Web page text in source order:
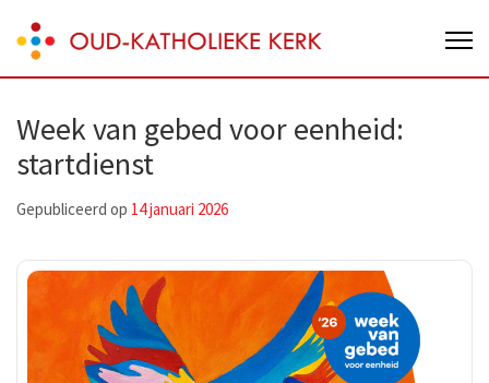
to
content
Enter)
Oud-Katholieke Kerk van Nederland
Week van gebed voor eenheid:
startdienst
Gepubliceerd op 14 januari 2026